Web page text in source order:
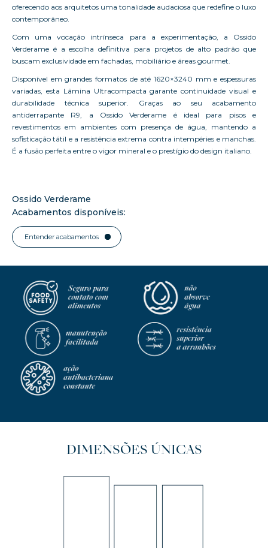
oferecendo aos arquitetos uma tonalidade audaciosa que redefine o luxo
contemporâneo.
Com uma vocação intrínseca para a experimentação, a Ossido
Verderame é a escolha definitiva para projetos de alto padrão que
buscam exclusividade em fachadas, mobiliário e áreas gourmet.
Disponível em grandes formatos de até 1620×3240 mm e espessuras
variadas, esta Lâmina Ultracompacta garante continuidade visual e
durabilidade técnica superior. Graças ao seu acabamento
antiderrapante R9, a Ossido Verderame é ideal para pisos e
revestimentos em ambientes com presença de água, mantendo a
sofisticação tátil e a resistência extrema contra intempéries e manchas.
É a fusão perfeita entre o vigor mineral e o prestígio do design italiano.
Ossido Verderame
Acabamentos disponíveis:
Entender acabamentos
DIMENSÕES ÚNICAS